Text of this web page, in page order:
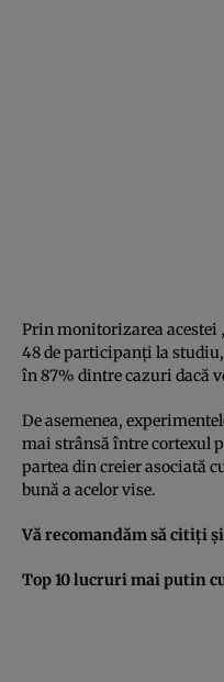
Prin monitorizarea acestei
48 de participanţi la
în 87% dintre cazuri dacă
De asemenea,
mai strânsă între cortexul
partea din creier asociată
bună a acelor vise.
Vă recomandăm să citiţi
Top 10 lucruri mai putin